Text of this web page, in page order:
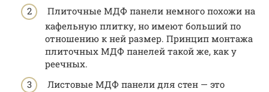
Плиточные МДФ панели немного похожи на
кафельную плитку, но имеют больший по
отношению к ней размер. Принцип монтажа
плиточных МДФ панелей такой же, как у
реечных.
Листовые МДФ панели для стен — это